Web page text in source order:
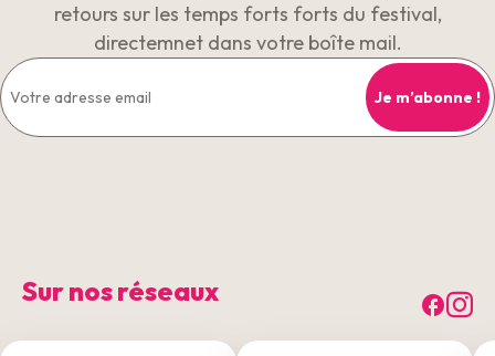
retours sur les temps forts forts du festival,
directemnet dans votre boîte mail.
Sur nos réseaux